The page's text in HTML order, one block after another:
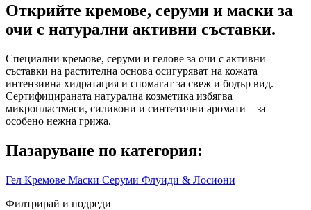
Открийте кремове, серуми и маски за
очи с натурални активни съставки.
Специални кремове, серуми и гелове за очи с активни
съставки на растителна основа осигуряват на кожата
интензивна хидратация и спомагат за свеж и бодър вид.
Сертифицираната натурална козметика избягва
микропластмаси, силикони и синтетични аромати – за
особено нежна грижа.
Пазаруване по категория:
Гел Кремове Маски Серуми Флуиди & Лосиони
Филтрирай и подреди